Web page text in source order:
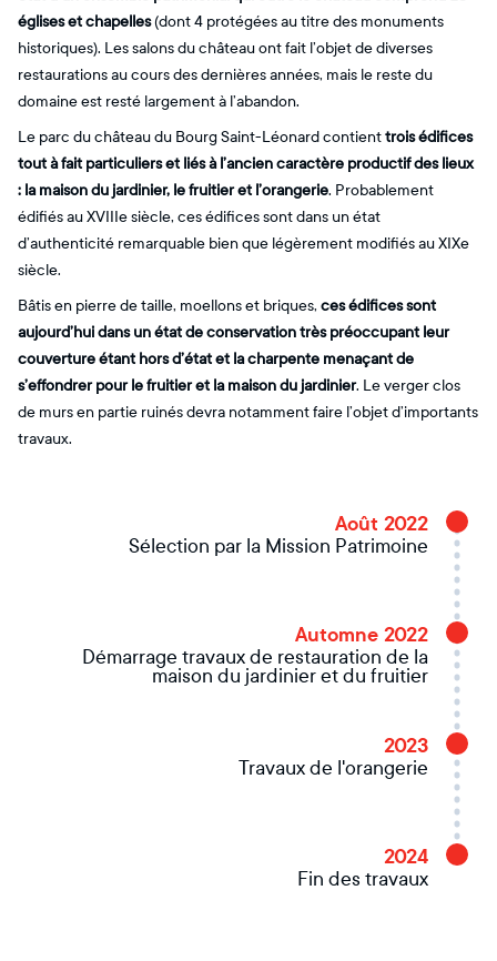
églises et chapelles(dont 4 protégées au titre des monuments
historiques). Les salons du château ont fait l’objet de diverses
restaurations au cours des dernières années, mais le reste du
domaine est resté largement à l’abandon.
Le parc du château du Bourg Saint-Léonard contienttrois édifices
tout à fait particuliers et liés à l’ancien caractère productif des lieux
: la maison du jardinier, le fruitier et l’orangerie. Probablement
édifiés au XVIIIe siècle, ces édifices sont dans un état
d’authenticité remarquable bien que légèrement modifiés au XIXe
siècle.
Bâtis en pierre de taille, moellons et briques, ces édifices sont
aujourd’hui dans un état de conservation très préoccupant leur
couverture étant hors d’état et la charpente menaçant de
s’effondrer pour le fruitier et la maison du jardinier. Le verger clos
de murs en partie ruinés devra notamment faire l’objet d’importants
travaux.
Août 2022
Sélection par la Mission Patrimoine
Automne 2022
Démarrage travaux de restauration de la
maison du jardinier et du fruitier
2023
Travaux de l'orangerie
2024
Fin des travaux